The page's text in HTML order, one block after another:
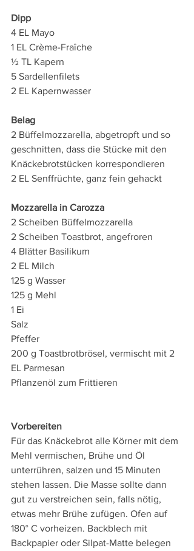
Dipp
4 EL Mayo
1 EL Crème-Fraîche
½ TL Kapern
5 Sardellenfilets
2 EL Kapernwasser
Belag
2 Büffelmozzarella, abgetropft und so
geschnitten, dass die Stücke mit den
Knäckebrotstücken korrespondieren
2 EL Senffrüchte, ganz fein gehackt
Mozzarella in Carozza
2 Scheiben Büffelmozzarella
2 Scheiben Toastbrot, angefroren
4 Blätter Basilikum
2 EL Milch
125 g Wasser
125 g Mehl
1 Ei
Salz
Pfeffer
200 g Toastbrotbrösel, vermischt mit 2
EL Parmesan
Pflanzenöl zum Frittieren
Vorbereiten
Für das Knäckebrot alle Körner mit dem
Mehl vermischen, Brühe und Öl
unterrühren, salzen und 15 Minuten
stehen lassen. Die Masse sollte dann
gut zu verstreichen sein, falls nötig,
etwas mehr Brühe zufügen. Ofen auf
180° C vorheizen. Backblech mit
Backpapier oder Silpat-Matte belegen